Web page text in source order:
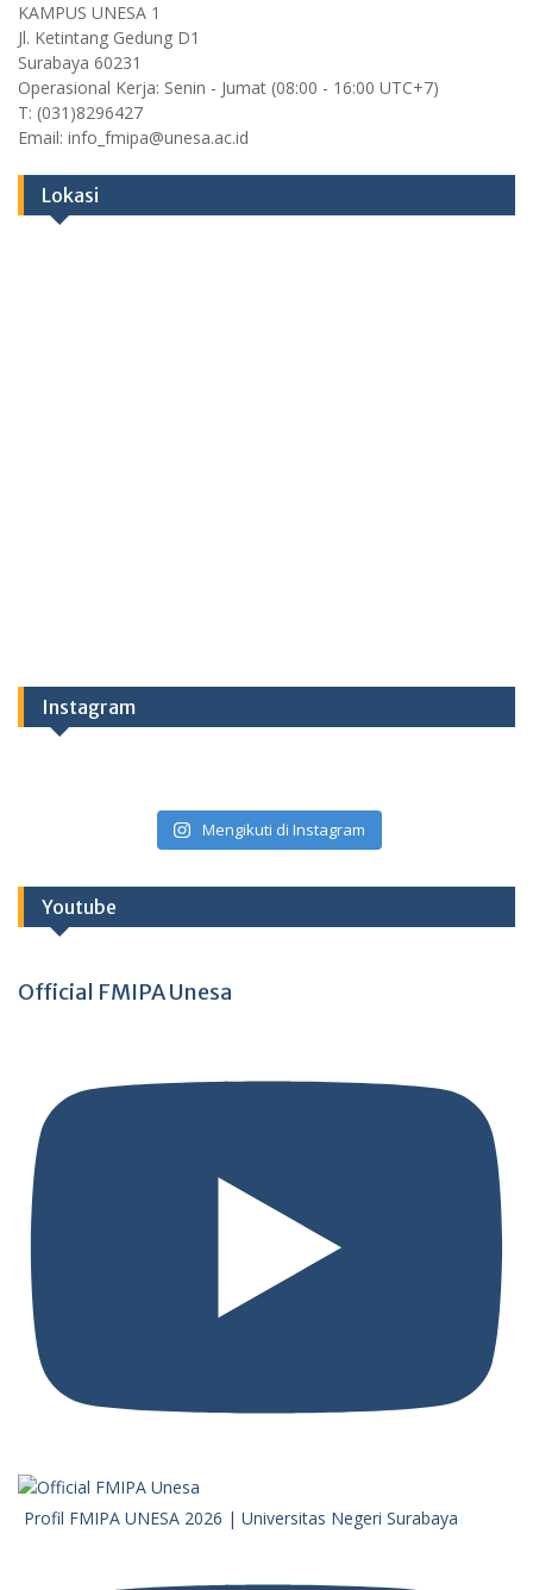
KAMPUS UNESA 1
Jl. Ketintang Gedung D1
Surabaya 60231
Operasional Kerja: Senin - Jumat (08:00 - 16:00 UTC+7)
T: (031)8296427
Email: info_fmipa@unesa.ac.id
Lokasi
Instagram
Mengikuti di Instagram
Youtube
Official FMIPA Unesa
Profil FMIPA UNESA 2026 | Universitas Negeri Surabaya